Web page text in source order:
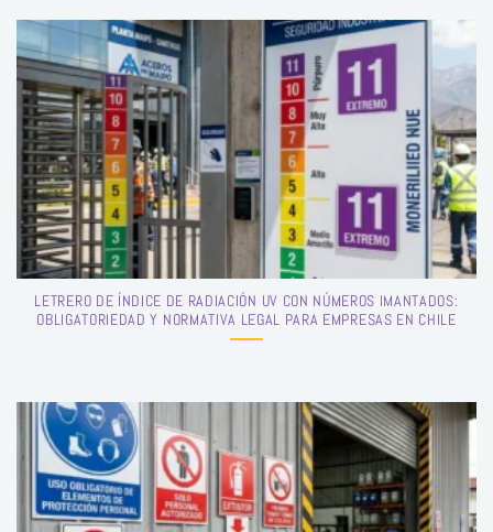
LETRERO DE ÍNDICE DE RADIACIÓN UV CON NÚMEROS IMANTADOS:
OBLIGATORIEDAD Y NORMATIVA LEGAL PARA EMPRESAS EN CHILE